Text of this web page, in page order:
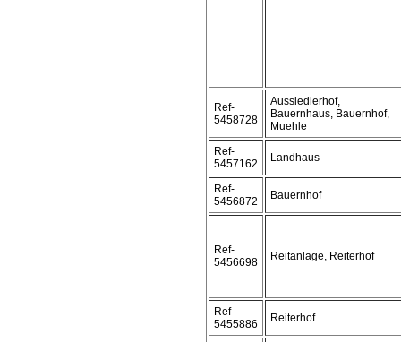
Ref-
5458728
Aussiedlerhof,
Bauernhaus, Bauernhof,
Muehle
Ref-
5457162
Landhaus
Ref-
5456872
Bauernhof
Ref-
5456698
Reitanlage, Reiterhof
Ref-
5455886
Reiterhof